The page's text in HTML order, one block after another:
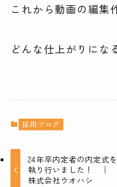
これから動画の編集
どんな仕上がりにな
採用ブログ
24年卒内定者の内定式を
執り行いました！ │
株式会社ウオハシ